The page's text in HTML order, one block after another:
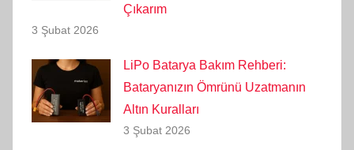
Çıkarım
3 Şubat 2026
LiPo Batarya Bakım Rehberi:
Bataryanızın Ömrünü Uzatmanın
Altın Kuralları
3 Şubat 2026